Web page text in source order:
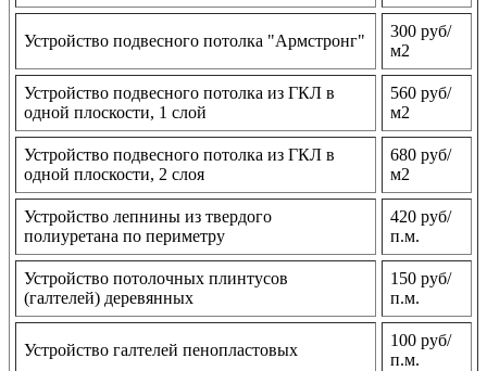
Устройство подвесного потолка "Армстронг"
300 руб/
м2
Устройство подвесного потолка из ГКЛ в
одной плоскости, 1 слой
560 руб/
м2
Устройство подвесного потолка из ГКЛ в
одной плоскости, 2 слоя
680 руб/
м2
Устройство лепнины из твердого
полиуретана по периметру
420 руб/
п.м.
Устройство потолочных плинтусов
(галтелей) деревянных
150 руб/
п.м.
Устройство галтелей пенопластовых
100 руб/
п.м.